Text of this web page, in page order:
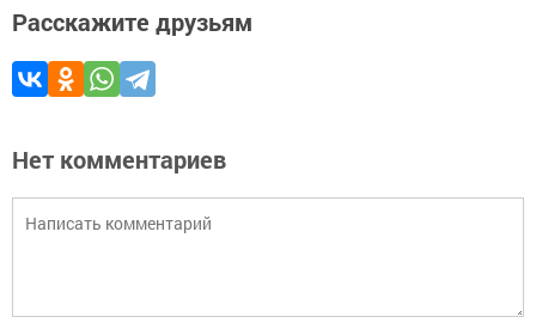
Расскажите друзьям
Нет комментариев